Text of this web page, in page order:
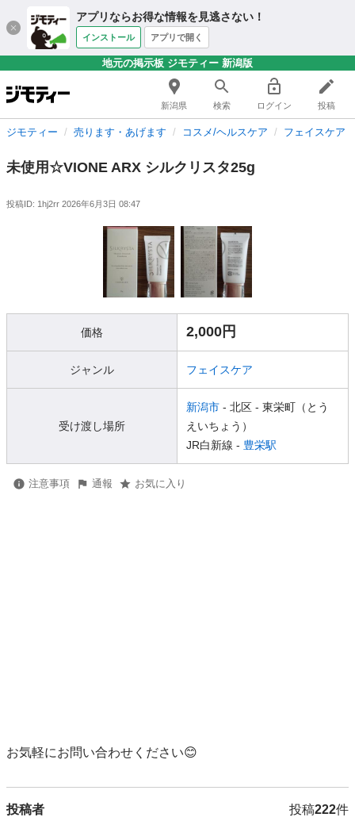
アプリならお得な情報を見逃さない！
インストール アプリで開く
地元の掲示板 ジモティー 新潟版
新潟県 検索 ログイン 投稿
ジモティー 売ります・あげます コスメ/ヘルスケア フェイスケア
未使用☆VIONE ARX シルクリスタ25g
投稿ID: 1hj2rr 2026年6月3日 08:47
価格 2,000円
ジャンル フェイスケア
受け渡し場所
新潟市 - 北区 - 東栄町（とう
えいちょう）
JR白新線 - 豊栄駅
注意事項 通報 お気に入り
お気軽にお問い合わせください😊
投稿者 投稿222件